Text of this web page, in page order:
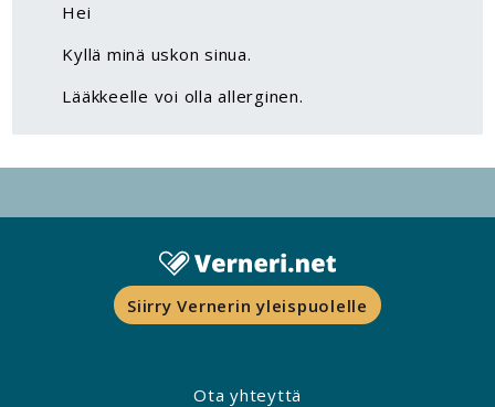
Hei
Kyllä minä uskon sinua.
Lääkkeelle voi olla allerginen.
Siirry Vernerin yleispuolelle
Ota yhteyttä